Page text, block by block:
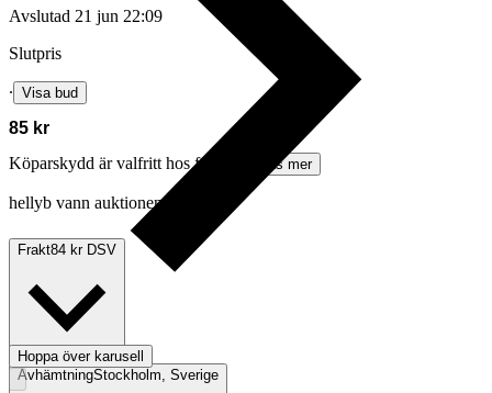
Avslutad 21 jun 22:09
Slutpris
∙ Visa bud
85 kr
Köparskydd är valfritt hos företag.
Läs mer
hellyb vann auktionen
Frakt84 kr DSV
AvhämtningStockholm, Sverige
Hoppa över karusell